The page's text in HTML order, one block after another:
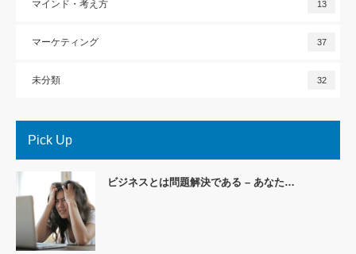
マインド・考え方 13
マーケティング 37
未分類 32
Pick Up
ビジネスとは問題解決である – あなた…